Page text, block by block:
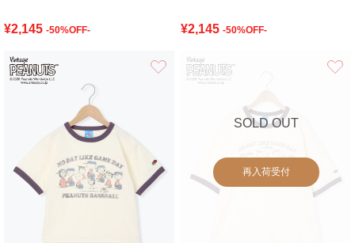
¥2,145 -50%OFF- ¥2,145 -50%OFF-
お気に入り
SOLD OUT
再入荷受付